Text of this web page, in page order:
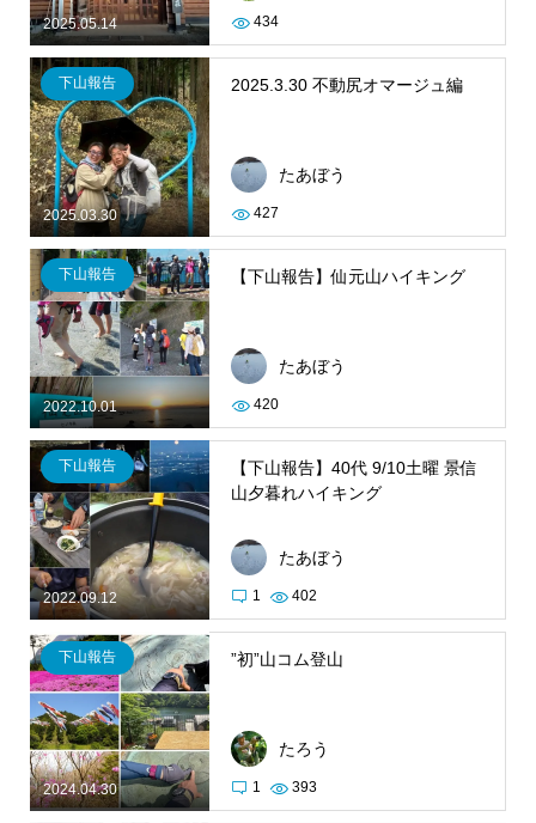
2025.05.14 434
2025.03.30
下山報告 2025.3.30 不動尻オマージュ編
たあぼう
427
2022.10.01
下山報告 【下山報告】仙元山ハイキング
たあぼう
420
2022.09.12
下山報告
【下山報告】40代 9/10土曜 景信
山夕暮れハイキング
たあぼう
1 402
2024.04.30
下山報告 ”初”山コム登山
たろう
1 393